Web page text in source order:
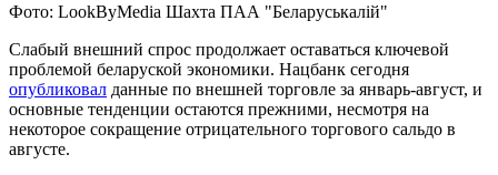
Фото: LookByMedia Шахта ПАА "Беларуськалій"
Слабый внешний спрос продолжает оставаться ключевой
проблемой беларуской экономики. Нацбанк сегодня
опубликовал данные по внешней торговле за январь-август, и
основные тенденции остаются прежними, несмотря на
некоторое сокращение отрицательного торгового сальдо в
августе.